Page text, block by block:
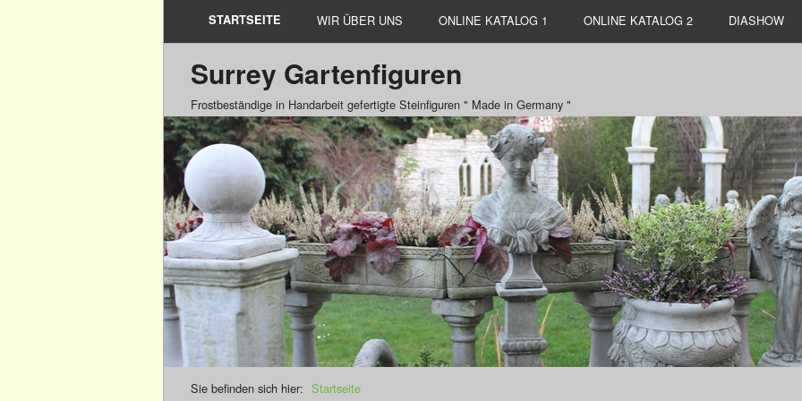
STARTSEITE WIR ÜBER UNS ONLINE KATALOG 1 ONLINE KATALOG 2 DIASHOW
Surrey Gartenfiguren
Frostbeständige in Handarbeit gefertigte Steinfiguren " Made in Germany "
Sie befinden sich hier: Startseite